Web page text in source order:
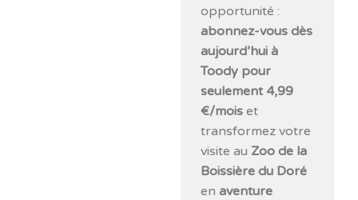
opportunité :
abonnez-vous dès
aujourd’hui à
Toody pour
seulement 4,99
€/mois et
transformez votre
visite au Zoo de la
Boissière du Doré
enaventure